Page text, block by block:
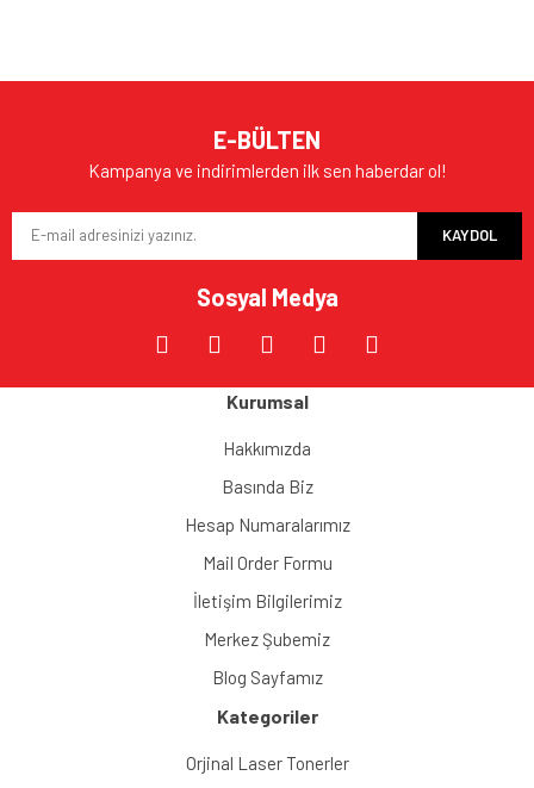
E-BÜLTEN
Kampanya ve indirimlerden ilk sen haberdar ol!
KAYDOL
Sosyal Medya
Kurumsal
Hakkımızda
Basında Biz
Hesap Numaralarımız
Mail Order Formu
İletişim Bilgilerimiz
Merkez Şubemiz
Blog Sayfamız
Kategoriler
Orjinal Laser Tonerler